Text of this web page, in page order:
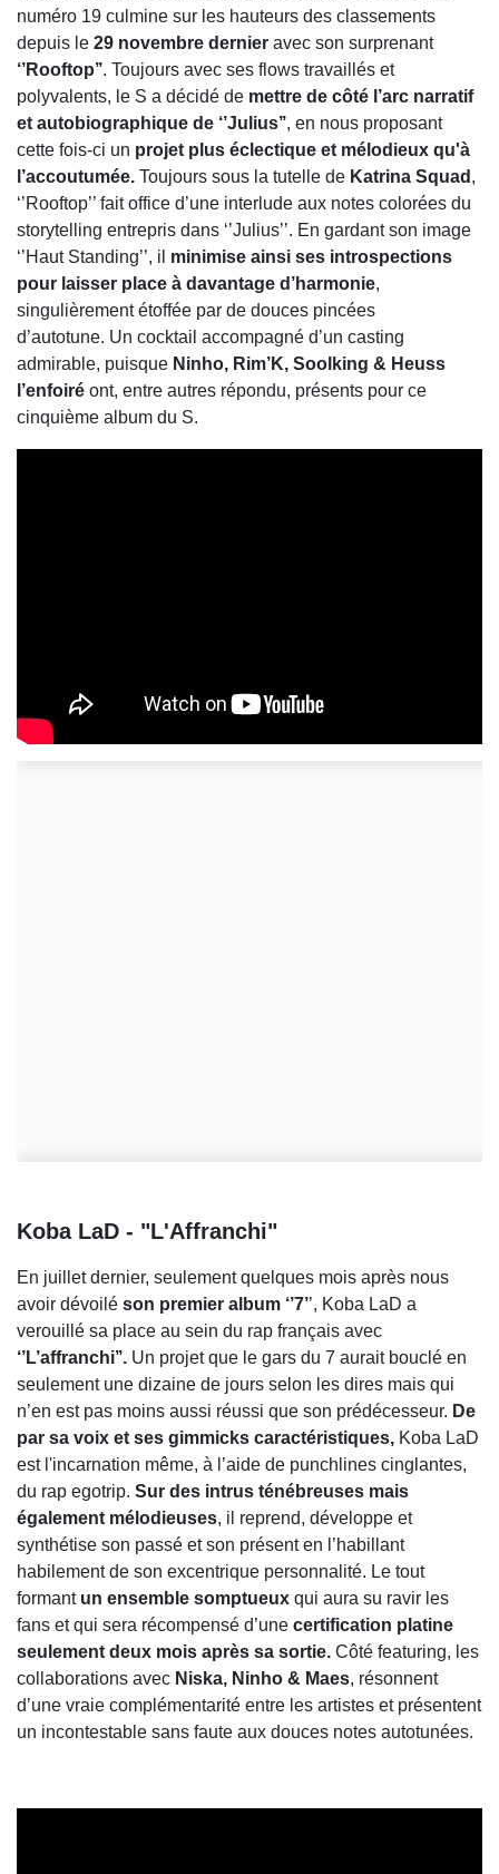
numéro 19 culmine sur les hauteurs des classements
depuis le 29 novembre dernier avec son surprenant
‘’Rooftop’’. Toujours avec ses flows travaillés et
polyvalents, le S a décidé de mettre de côté l’arc narratif
et autobiographique de ‘’Julius’’, en nous proposant
cette fois-ci un projet plus éclectique et mélodieux qu'à
l’accoutumée. Toujours sous la tutelle de Katrina Squad ,
‘’Rooftop’’ fait office d’une interlude aux notes colorées du
storytelling entrepris dans ‘’Julius’’. En gardant son image
‘’Haut Standing’’, il minimise ainsi ses introspections
pour laisser place à davantage d’harmonie,
singulièrement étoffée par de douces pincées
d’autotune. Un cocktail accompagné d’un casting
admirable, puisque Ninho, Rim’K, Soolking & Heuss
l’enfoiré ont, entre autres répondu, présents pour ce
cinquième album du S.
Koba LaD - "L'Affranchi"
En juillet dernier, seulement quelques mois après nous
avoir dévoilé son premier album ‘’7’’, Koba LaD a
verouillé sa place au sein du rap français avec
‘’L’affranchi’’. Un projet que le gars du 7 aurait bouclé en
seulement une dizaine de jours selon les dires mais qui
n’en est pas moins aussi réussi que son prédécesseur. De
par sa voix et ses gimmicks caractéristiques, Koba LaD
est l'incarnation même, à l’aide de punchlines cinglantes,
du rap egotrip. Sur des intrus ténébreuses mais
également mélodieuses, il reprend, développe et
synthétise son passé et son présent en l’habillant
habilement de son excentrique personnalité. Le tout
formant un ensemble somptueux qui aura su ravir les
fans et qui sera récompensé d’une certification platine
seulement deux mois après sa sortie. Côté featuring, les
collaborations avec Niska, Ninho & Maes, résonnent
d’une vraie complémentarité entre les artistes et présentent
un incontestable sans faute aux douces notes autotunées.